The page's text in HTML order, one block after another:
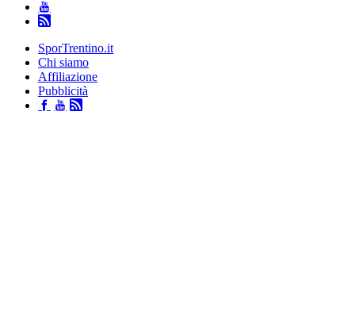
SporTrentino.it
Chi siamo
Affiliazione
Pubblicità